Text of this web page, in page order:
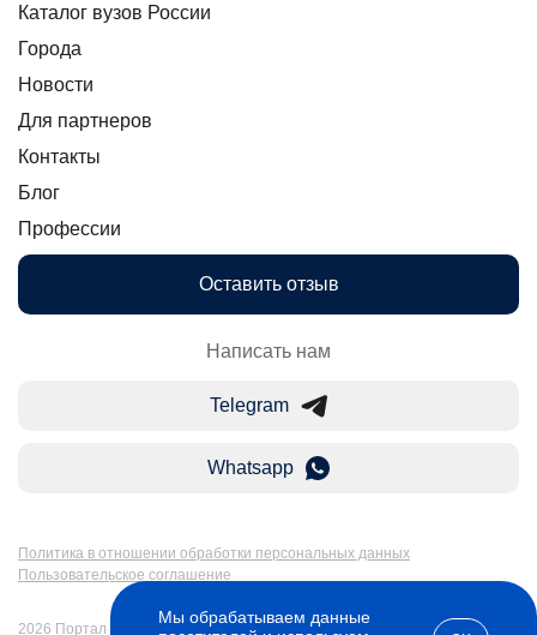
Каталог вузов России
Города
Новости
Для партнеров
Контакты
Блог
Профессии
Оставить отзыв
Написать нам
Telegram
Whatsapp
Политика в отношении обработки персональных данных
Пользовательское соглашение
2026 Портал Бакалавр-Магистр: дистанционное образование в России.
Мы обрабатываем данные